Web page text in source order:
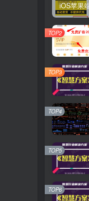
iOS苹果
TOP2
TOP3
TOP4
TOP5
TOP6